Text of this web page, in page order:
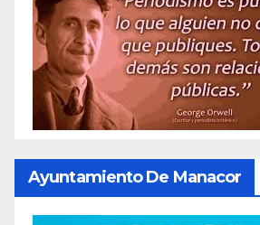
Ayuntamiento De Manacor